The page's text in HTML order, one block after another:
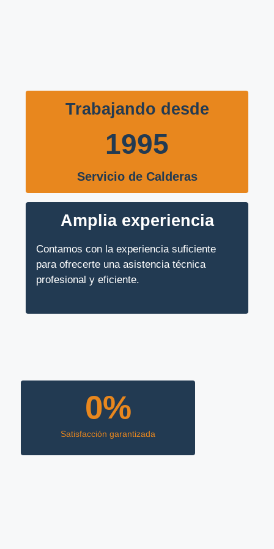
Trabajando desde
1995
Servicio de Calderas
Amplia experiencia
Contamos con la experiencia suficiente
para ofrecerte una asistencia técnica
profesional y eficiente.
Satisfacción garantizada
0%